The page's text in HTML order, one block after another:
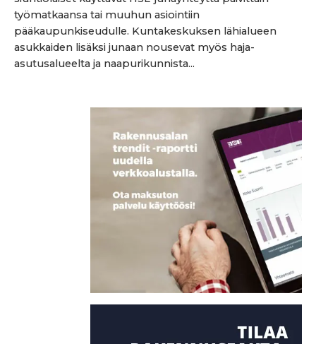
työmatkaansa tai muuhun asiointiin
pääkaupunkiseudulle. Kuntakeskuksen lähialueen
asukkaiden lisäksi junaan nousevat myös haja-
asutusalueelta ja naapurikunnista...